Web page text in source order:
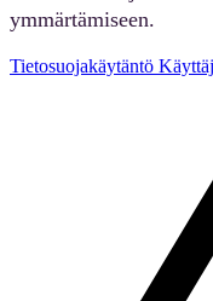
ymmärtämiseen.
Tietosuojakäytäntö